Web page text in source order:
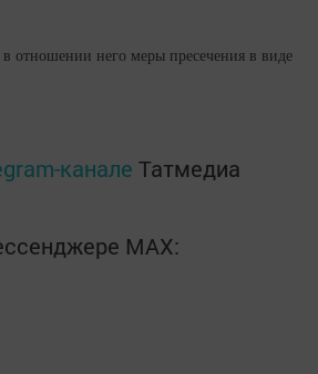
в отношении него меры пресечения в виде
канале Татмедиа
MАХ: